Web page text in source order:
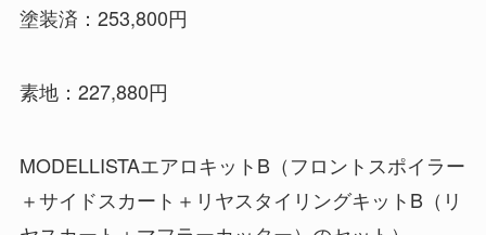
塗装済：253,800円
素地：227,880円
MODELLISTAエアロキットB（フロントスポイラー
＋サイドスカート＋リヤスタイリングキットB（リ